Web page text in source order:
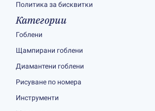
Политика за бисквитки
Категории
Гоблени
Щампирани гоблени
Диамантени гоблени
Рисуване по номера
Инструменти